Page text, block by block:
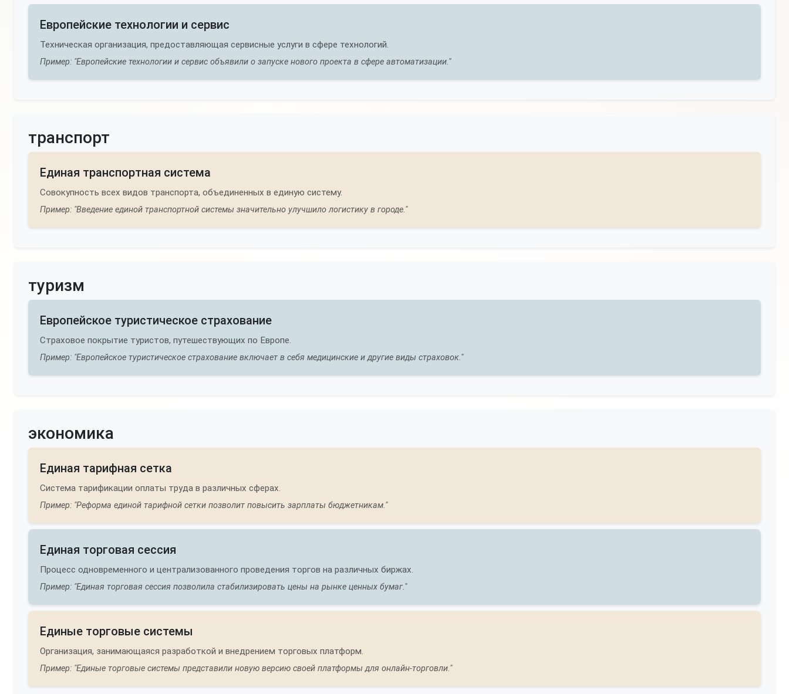
Европейские технологии и сервис
Техническая организация, предоставляющая сервисные услуги в сфере технологий.
Пример: "Европейские технологии и сервис объявили о запуске нового проекта в сфере автоматизации."
транспорт
Единая транспортная система
Совокупность всех видов транспорта, объединенных в единую систему.
Пример: "Введение единой транспортной системы значительно улучшило логистику в городе."
туризм
Европейское туристическое страхование
Страховое покрытие туристов, путешествующих по Европе.
Пример: "Европейское туристическое страхование включает в себя медицинские и другие виды страховок."
экономика
Единая тарифная сетка
Система тарификации оплаты труда в различных сферах.
Пример: "Реформа единой тарифной сетки позволит повысить зарплаты бюджетникам."
Единая торговая сессия
Процесс одновременного и централизованного проведения торгов на различных биржах.
Пример: "Единая торговая сессия позволила стабилизировать цены на рынке ценных бумаг."
Единые торговые системы
Организация, занимающаяся разработкой и внедрением торговых платформ.
Пример: "Единые торговые системы представили новую версию своей платформы для онлайн-торговли."